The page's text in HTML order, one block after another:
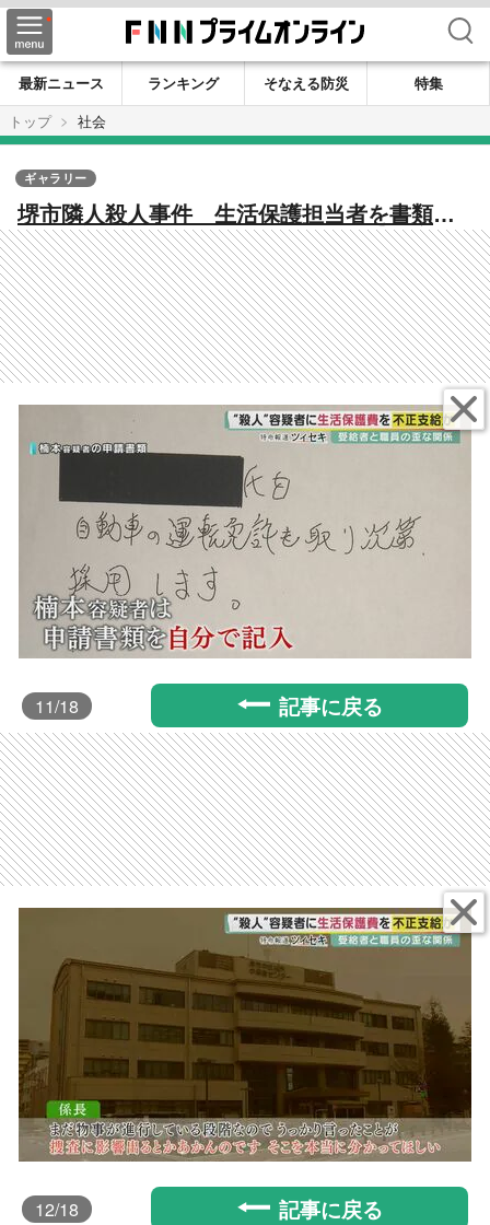
検索
最新ニュース ランキング そなえる防災
特集
トップ
社会
堺市隣人殺人事件 生活保護担当者を書類送
検 受給者に”暴行”や”不正支給”…職員との
歪な関係が浮き彫りに【大阪発】
ギャラリー
11/18 記事に戻る
12/18 記事に戻る